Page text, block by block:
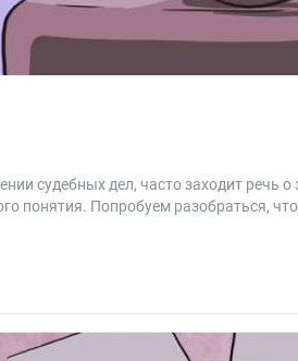
судебных дел, часто заходит речь
понятия. Попробуем разобраться,